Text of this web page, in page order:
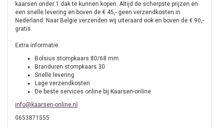
kaarsen onder 1 dak te kunnen kopen. Altijd de scherpste prijzen en
een snelle levering en boven de € 45,- geen verzendkosten in
Nederland. Naar Belgie verzenden wij uiteraard ook en boven de € 90,-
gratis.
Extra informatie:
Bolsius stompkaars 80/68 mm
Branduren stompkaars 30
Snelle levering
Lage verzendkosten
De beste services online bij Kaarsen-online
info@kaarsen-online.nl
0653871555